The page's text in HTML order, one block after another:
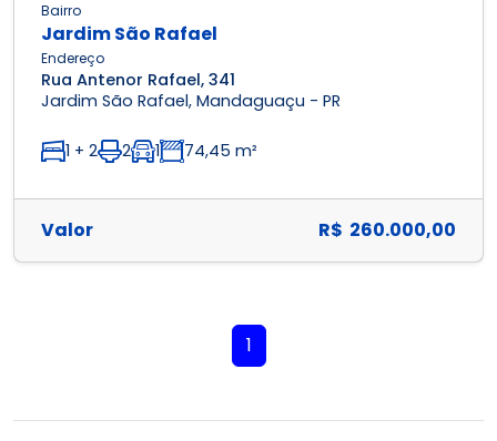
Bairro
Jardim São Rafael
Endereço
Rua Antenor Rafael, 341
Jardim São Rafael, Mandaguaçu - PR
1 + 2 2 1 74,45 m²
Valor R$ 260.000,00
1